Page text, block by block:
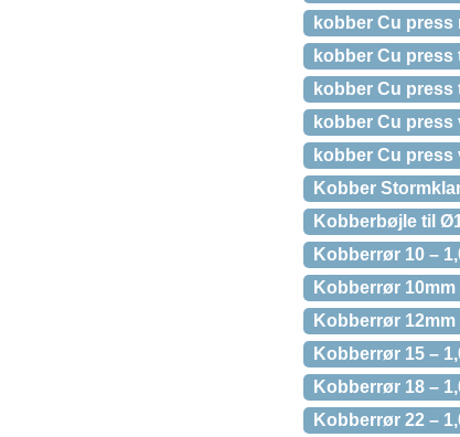
kobber Cu press
kobber Cu press
kobber Cu press
kobber Cu press
kobber Cu press
Kobber
Kobberbøjle til
Kobberrør 10 –
Kobberrør
Kobberrør
Kobberrør 15 –
Kobberrør 18 –
Kobberrør 22 –